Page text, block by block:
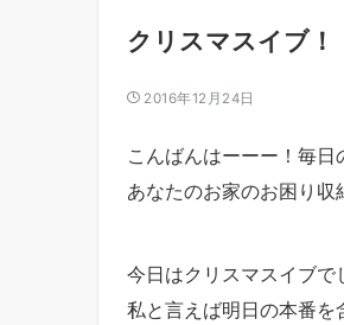
クリスマスイブ
2016年12月24日
こんばんはーーー！毎
あなたのお家のお困り収
今日はクリスマスイブで
私と言えば明日の本番